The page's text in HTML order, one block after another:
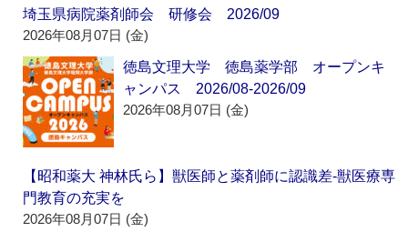
埼玉県病院薬剤師会 研修会 2026/09
2026年08月07日 (金)
徳島文理大学 徳島薬学部 オープンキ
ャンパス 2026/08-2026/09
2026年08月07日 (金)
【昭和薬大 神林氏ら】獣医師と薬剤師に認識差‐獣医療専
門教育の充実を
2026年08月07日 (金)